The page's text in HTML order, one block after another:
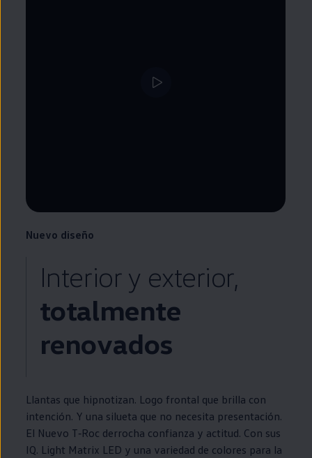
Nuevo diseño
Interior y exterior,
totalmente
renovados
Llantas que hipnotizan. Logo frontal que brilla con
intención. Y una silueta que no necesita presentación.
El Nuevo T‑Roc derrocha confianza y actitud. Con sus
IQ. Light Matrix LED y una variedad de colores para la